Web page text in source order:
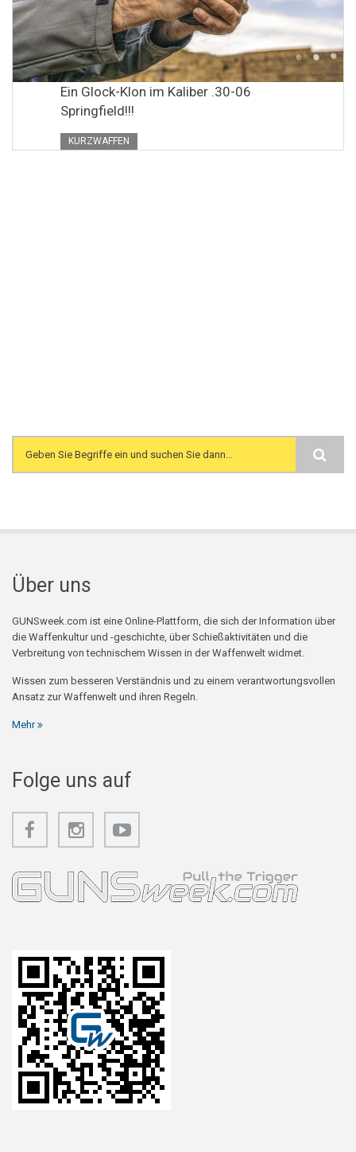
Ein Glock-Klon im Kaliber .30-06
Springfield!!!
KURZWAFFEN
Search form
Über uns
GUNSweek.com ist eine Online-Plattform, die sich der Information über
die Waffenkultur und -geschichte, über Schießaktivitäten und die
Verbreitung von technischem Wissen in der Waffenwelt widmet.
Wissen zum besseren Verständnis und zu einem verantwortungsvollen
Ansatz zur Waffenwelt und ihren Regeln.
Mehr
Folge uns auf